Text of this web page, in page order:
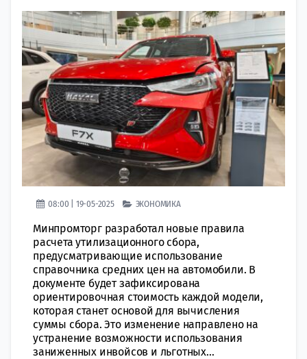
08:00 | 19-05-2025 ЭКОНОМИКА
Минпромторг разработал новые правила
расчета утилизационного сбора,
предусматривающие использование
справочника средних цен на автомобили. В
документе будет зафиксирована
ориентировочная стоимость каждой модели,
которая станет основой для вычисления
суммы сбора. Это изменение направлено на
устранение возможности использования
заниженных инвойсов и льготных...